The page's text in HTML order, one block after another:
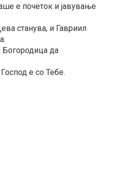
е почеток и јавување
станува, и Гавриил
Богородица да
е со Тебе.